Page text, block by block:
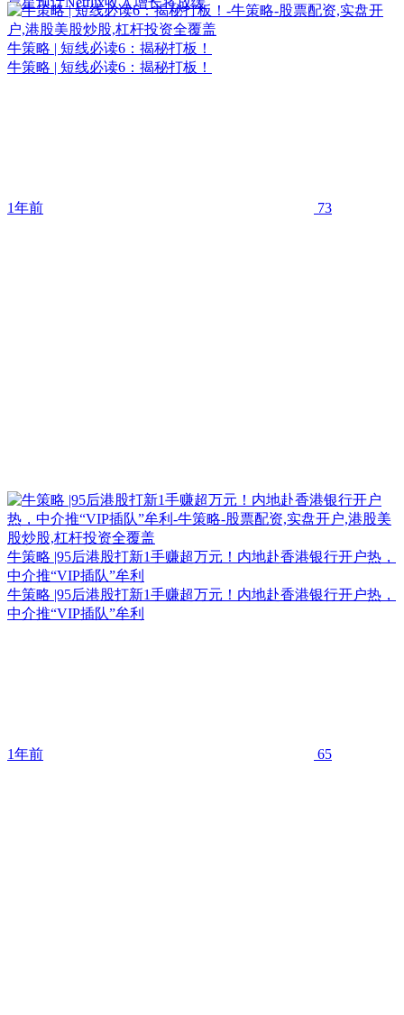
牛策略 | 短线必读6：揭秘打板！
牛策略 | 短线必读6：揭秘打板！
1年前 73
牛策略 |95后港股打新1手赚超万元！内地赴香港银行开户热，
中介推“VIP插队”牟利
牛策略 |95后港股打新1手赚超万元！内地赴香港银行开户热，
中介推“VIP插队”牟利
1年前 65